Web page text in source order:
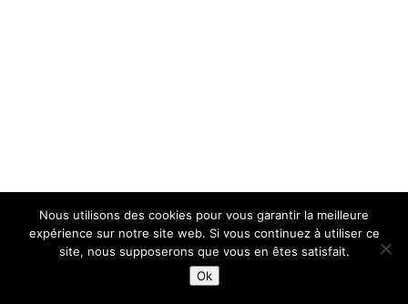
Nous utilisons des cookies pour vous garantir la meilleure
expérience sur notre site web. Si vous continuez à utiliser ce
site, nous supposerons que vous en êtes satisfait.
Ok